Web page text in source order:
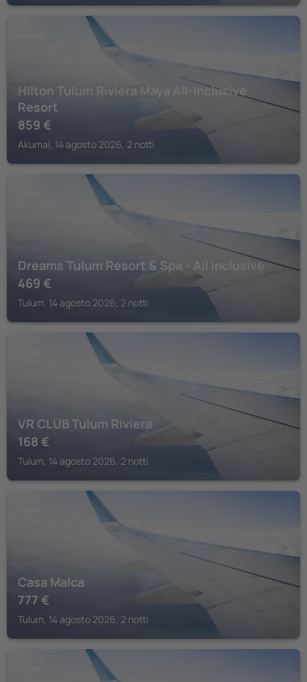
Hilton Tulum Riviera Maya All-Inclusive
Resort
859 €
Akumal, 14 agosto 2026, 2 notti
Dreams Tulum Resort & Spa - All Inclusive
469 €
Tulum, 14 agosto 2026, 2 notti
VR CLUB Tulum Riviera
168 €
Tulum, 14 agosto 2026, 2 notti
Casa Malca
777 €
Tulum, 14 agosto 2026, 2 notti